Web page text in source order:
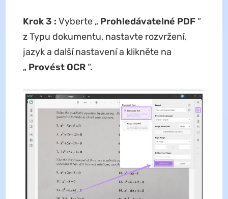
Krok 3 : Vyberte „ Prohledávatelné PDF“
z Typu dokumentu, nastavte rozvržení,
jazyk a další nastavení a klikněte na
„ Provést OCR“.